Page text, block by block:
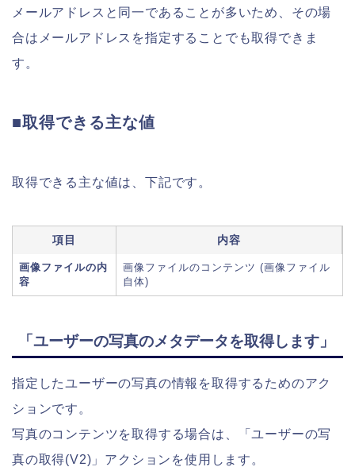
メールアドレスと同一であることが多いため、その場
合はメールアドレスを指定することでも取得できま
す。
■取得できる主な値
取得できる主な値は、下記です。
項目 内容
画像ファイルの内
容
画像ファイルのコンテンツ (画像ファイル
自体)
「ユーザーの写真のメタデータを取得します」
指定したユーザーの写真の情報を取得するためのアク
ションです。
写真のコンテンツを取得する場合は、「ユーザーの写
真の取得(V2)」アクションを使用します。